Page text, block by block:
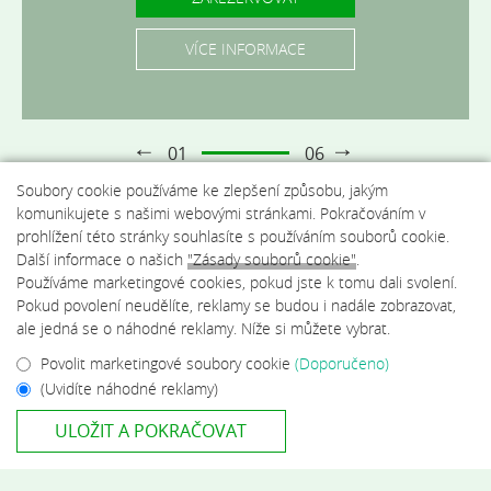
VÍCE INFORMACE
VÍCE INFORMACE
VÍCE INFORMACE
VÍCE INFORMACE
VÍCE INFORMACE
VÍCE INFORMACE
01 06
Soubory cookie používáme ke zlepšení způsobu, jakým
komunikujete s našimi webovými stránkami. Pokračováním v
prohlížení této stránky souhlasíte s používáním souborů cookie.
Další informace o našich "Zásady souborů cookie".
Používáme marketingové cookies, pokud jste k tomu dali svolení.
Pokud povolení neudělíte, reklamy se budou i nadále zobrazovat,
ale jedná se o náhodné reklamy. Níže si můžete vybrat.
Povolit marketingové soubory cookie (Doporučeno)
(Uvidíte náhodné reklamy)
ULOŽIT A POKRAČOVAT